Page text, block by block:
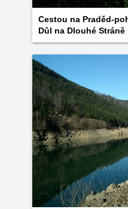
Cestou na Praděd-
Důl na Dlouhé Stráně